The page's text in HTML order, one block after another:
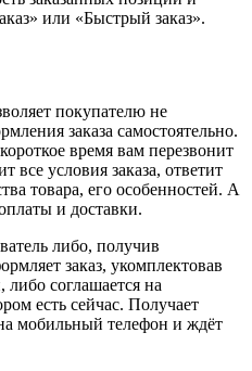
или «Быстрый заказ».
покупателю не
заказа самостоятельно.
время вам перезвонит
все условия заказа, ответит
товара, его особенностей. А
и доставки.
либо, получив
заказ, укомплектовав
соглашается на
есть сейчас. Получает
мобильный телефон и ждёт